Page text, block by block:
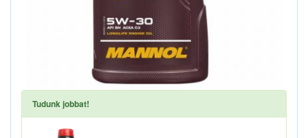
Tudunk jobbat!